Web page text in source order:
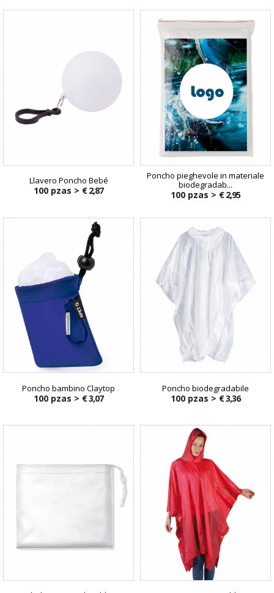
Llavero Poncho Bebé
100 pzas > € 2,87
Poncho pieghevole in materiale
biodegradab...
100 pzas > € 2,95
Poncho bambino Claytop
100 pzas > € 3,07
Poncho biodegradabile
100 pzas > € 3,36